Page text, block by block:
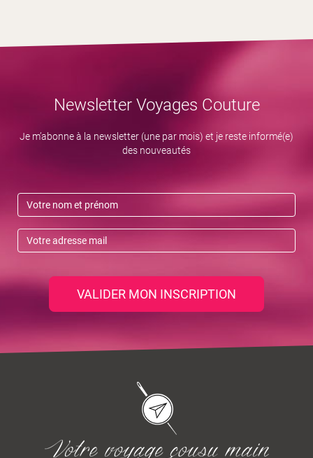
Newsletter Voyages Couture
Je m’abonne à la newsletter (une par mois) et je reste informé(e)
des nouveautés
VALIDER MON INSCRIPTION